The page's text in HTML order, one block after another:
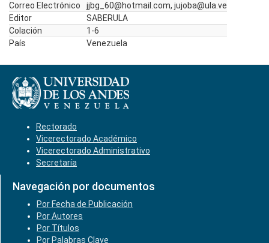
Correo Electrónico
jjbg_60@hotmail.com, jujoba@ula.ve
Editor
SABERULA
Colación
1-6
País
Venezuela
Rectorado
Vicerectorado Académico
Vicerectorado Administrativo
Secretaría
Navegación por documentos
Por Fecha de Publicación
Por Autores
Por Títulos
Por Palabras Clave